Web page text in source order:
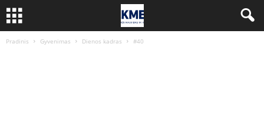
Pradinis Gyvenimas Dienos kadras #40